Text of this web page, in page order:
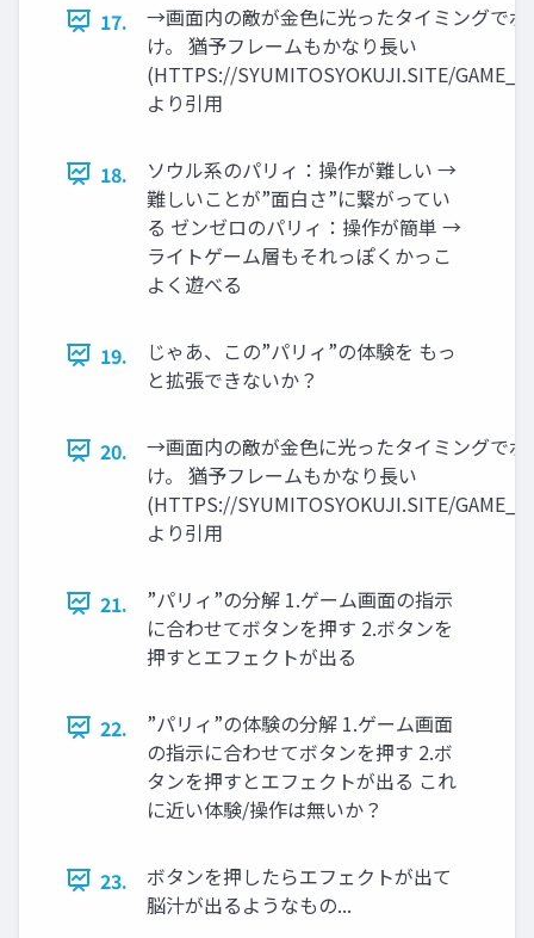
17.
→画面内の敵が金色に光ったタイミングでボ
け。 猶予フレームもかなり長い
(HTTPS://SYUMITOSYOKUJI.SITE/
より引用
18.
ソウル系のパリィ：操作が難しい →
難しいことが”面白さ”に繋がってい
る ゼンゼロのパリィ：操作が簡単 →
ライトゲーム層もそれっぽくかっこ
よく遊べる
19.
じゃあ、この”パリィ”の体験を もっ
と拡張できないか？
20.
→画面内の敵が金色に光ったタイミングでボ
け。 猶予フレームもかなり長い
(HTTPS://SYUMITOSYOKUJI.SITE/
より引用
21.
”パリィ”の分解 1.ゲーム画面の指示
に合わせてボタンを押す 2.ボタンを
押すとエフェクトが出る
22.
”パリィ”の体験の分解 1.ゲーム画面
の指示に合わせてボタンを押す 2.ボ
タンを押すとエフェクトが出る これ
に近い体験/操作は無いか？
23.
ボタンを押したらエフェクトが出て
脳汁が出るようなもの...